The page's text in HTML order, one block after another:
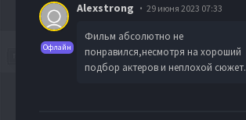
Офлайн
Alexstrong 29 июня 2023 07:33
Фильм абсолютно не
понравился,несмотря на хороший
подбор актеров и неплохой сюжет.